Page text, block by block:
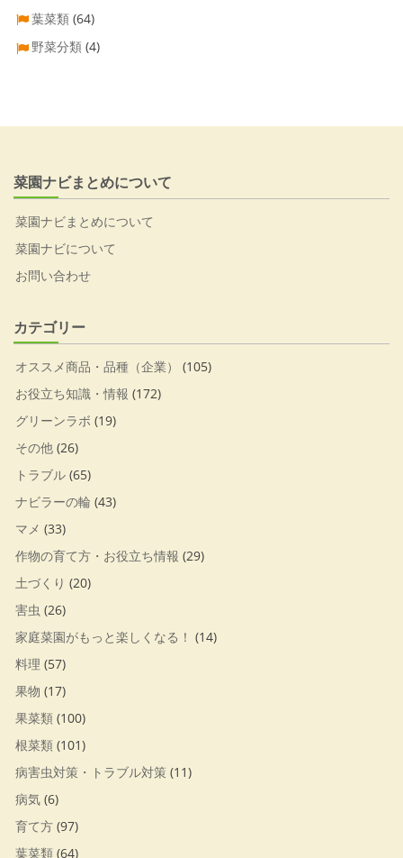
葉菜類 (64)
野菜分類 (4)
菜園ナビまとめについて
菜園ナビまとめについて
菜園ナビについて
お問い合わせ
カテゴリー
オススメ商品・品種（企業）
(105)
お役立ち知識・情報 (172)
グリーンラボ (19)
その他 (26)
トラブル (65)
ナビラーの輪 (43)
マメ (33)
作物の育て方・お役立ち情報 (29)
土づくり (20)
害虫 (26)
家庭菜園がもっと楽しくなる！ (14)
料理 (57)
果物 (17)
果菜類 (100)
根菜類 (101)
病害虫対策・トラブル対策 (11)
病気 (6)
育て方 (97)
葉菜類 (64)